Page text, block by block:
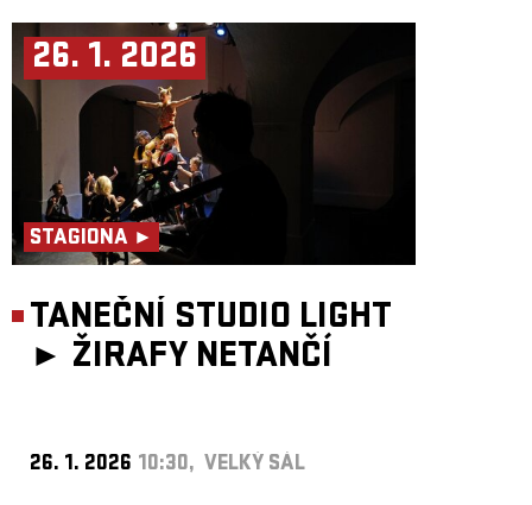
26. 1. 2026
STAGIONA ►
TANEČNÍ STUDIO LIGHT
► ŽIRAFY NETANČÍ
26. 1. 2026 10:30, VELKÝ SÁL